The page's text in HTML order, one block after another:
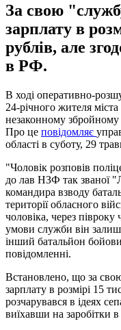
За свою
зарплату в
рублів, але
в РФ.
В ході оперативно-
24-річного жителя
незаконному
Про це повідомляє
області в суботу, 29
"Чоловік розповів
до лав НЗФ так званої
командира взводу
території обласного
чоловіка, через півроку
умови служби він
інший батальйон
повідомленні.
Встановлено, що за
зарплату в розмірі 15
розчарувався в ідеях
виїхавши на заробітки